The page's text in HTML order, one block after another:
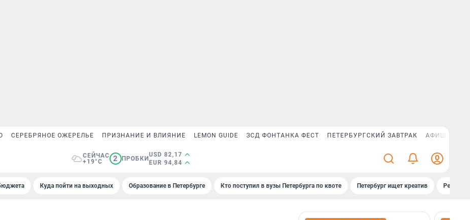
СЕРЕБРЯНОЕ ОЖЕРЕЛЬЕ ПРИЗНАНИЕ И ВЛИЯНИЕ LEMON GUIDE ЗСД ФОНТАНКА ФЕСТ ПЕТЕРБУРГСКИЙ ЗАВТРАК АФИША PLUS
СЕЙЧАС
+19°C
2 ПРОБКИ
USD 82,17
EUR 94,84
Куда пойти на выходных Образование в Петербурге Кто поступил в вузы Петербурга по квоте Петербург ищет креатив